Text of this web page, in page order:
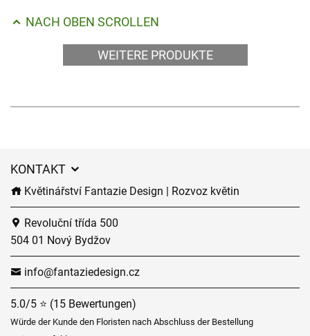
NACH OBEN SCROLLEN
WEITERE PRODUKTE
KONTAKT
Květinářství Fantazie Design | Rozvoz květin
Revoluční třída 500
504 01 Nový Bydžov
info@fantaziedesign.cz
5.0/5 ⭐ (15 Bewertungen)
Würde der Kunde den Floristen nach Abschluss der Bestellung